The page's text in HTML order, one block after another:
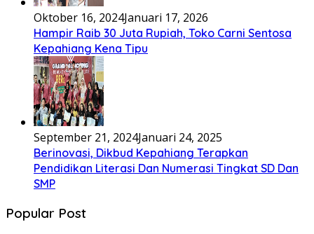
Oktober 16, 2024Januari 17, 2026
Hampir Raib 30 Juta Rupiah, Toko Carni Sentosa
Kepahiang Kena Tipu
September 21, 2024Januari 24, 2025
Berinovasi, Dikbud Kepahiang Terapkan
Pendidikan Literasi Dan Numerasi Tingkat SD Dan
SMP
Popular Post